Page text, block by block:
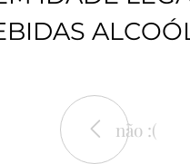
não :(